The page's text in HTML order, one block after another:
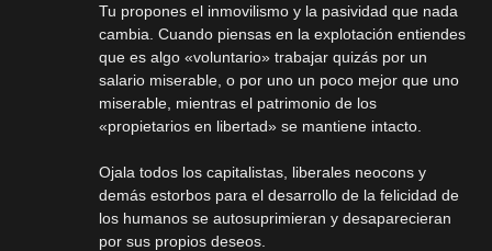
Tu propones el inmovilismo y la pasividad que nada
cambia. Cuando piensas en la explotación entiendes
que es algo «voluntario» trabajar quizás por un
salario miserable, o por uno un poco mejor que uno
miserable, mientras el patrimonio de los
«propietarios en libertad» se mantiene intacto.
Ojala todos los capitalistas, liberales neocons y
demás estorbos para el desarrollo de la felicidad de
los humanos se autosuprimieran y desaparecieran
por sus propios deseos.